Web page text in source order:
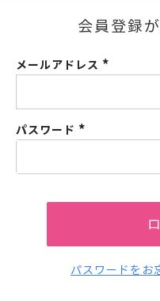
会員登録
メールアドレス
パスワード
パスワードをお